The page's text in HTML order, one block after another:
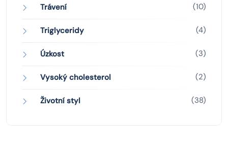
Trávení (10)
Triglyceridy (4)
Úzkost (3)
Vysoký cholesterol (2)
Životní styl (38)